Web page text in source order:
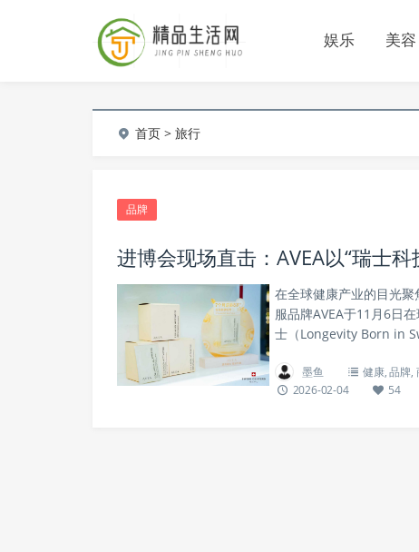
娱乐 美容
首页 > 旅行
品牌
进博会现场直击：AVEA以“瑞士
在全球健康产业的目光
服品牌AVEA于11月6日
士（Longevity Born in
墨鱼 健康,品牌,
2026-02-04
54